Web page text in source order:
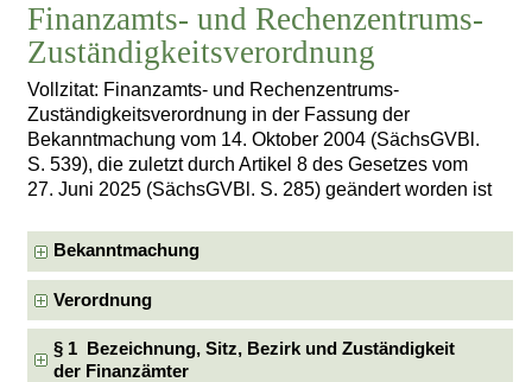
Finanzamts- und Rechenzentrums-
Zuständigkeitsverordnung
Vollzitat: Finanzamts- und Rechenzentrums-
Zuständigkeitsverordnung in der Fassung der
Bekanntmachung vom 14. Oktober 2004 (SächsGVBl.
S. 539), die zuletzt durch Artikel 8 des Gesetzes vom
27. Juni 2025 (SächsGVBl. S. 285) geändert worden ist
Bekanntmachung
Verordnung
§ 1 Bezeichnung, Sitz, Bezirk und Zuständigkeit
der Finanzämter